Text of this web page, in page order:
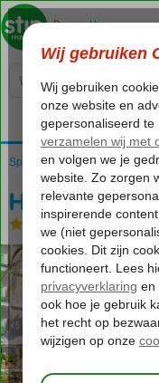
Spanje Balearen Mallorca
HM Hotels